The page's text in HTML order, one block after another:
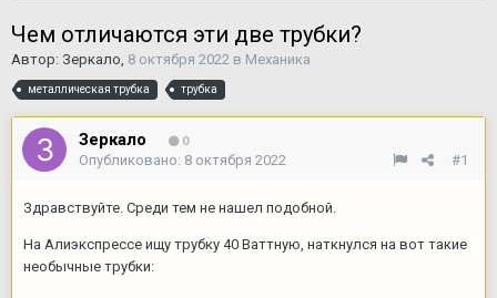
Чем отличаются эти две трубки?
Автор: Зеркало, 8 октября 2022 в Механика
металлическая трубка трубка
Зеркало 0
#1
Опубликовано: 8 октября 2022
Здравствуйте. Среди тем не нашел подобной.
На Алиэкспрессе ищу трубку 40 Ваттную, наткнулся на вот такие
необычные трубки: